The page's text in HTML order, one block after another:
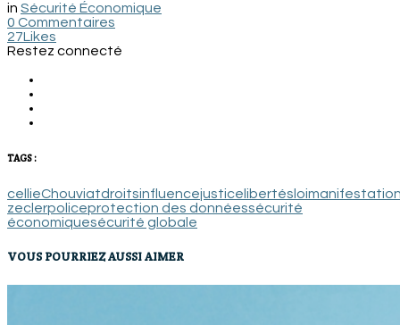
in Sécurité Économique
0 Commentaires
27Likes
Restez connecté
TAGS :
cellieChouviatdroitsinfluencejustice libertés loi
zeclerpoliceprotection des donnéessécurité
économiquesécurité globale
VOUS POURRIEZ AUSSI AIMER